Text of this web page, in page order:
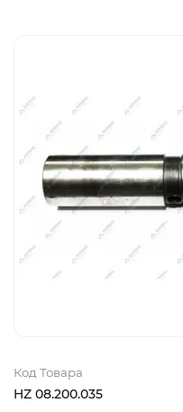
Код Товара
HZ 08.200.035